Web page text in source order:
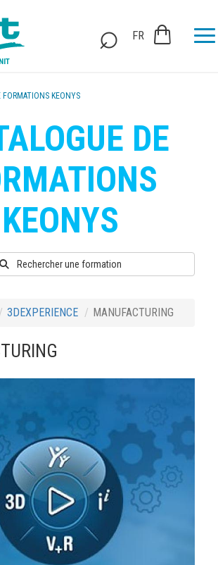
FR
FORMATIONS KEONYS
DE
KEONYS
Rechercher une formation
3DEXPERIENCE MANUFACTURING